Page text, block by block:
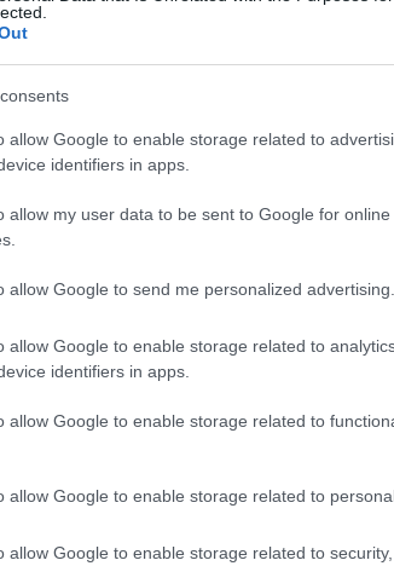
allow Google to enable storage related to
identifiers in apps.
allow my user data to be sent to Google for
allow Google to send me personalized advertising.
allow Google to enable storage related to
identifiers in apps.
allow Google to enable storage related to
allow Google to enable storage related to
allow Google to enable storage related to
de folyamatban vagy egy európai polgári kezdeményezés,